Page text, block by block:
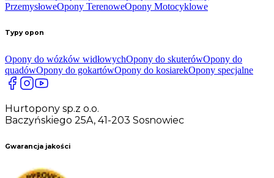
PrzemysłoweOpony TerenoweOpony Motocyklowe
Typy opon
Opony do wózków widłowychOpony do skuterówOpony do
quadówOpony do gokartówOpony do kosiarekOpony specjalne
Hurtopony sp.z o.o.
Baczyńskiego 25A, 41-203 Sosnowiec
Gwarancja jakości